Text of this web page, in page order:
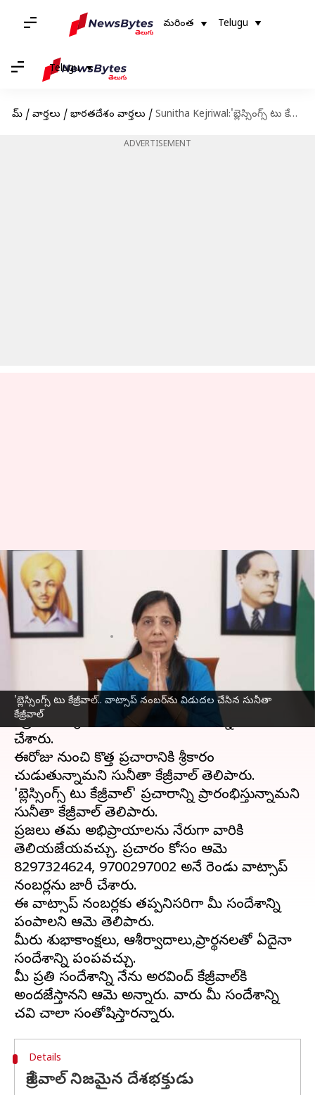
మరింత Telugu
Telugu
హోమ్ / వార్తలు / భారతదేశం వార్తలు / Sunitha Kejriwal:'బ్లెస్సింగ్స్ టు కేజ్రీవాల్.. వాట్సాప్ నంబర్‌ను విడుదల చేసిన సునీతా కేజ్రీవాల్
ADVERTISEMENT
'బ్లెస్సింగ్స్ టు కేజ్రీవాల్.. వాట్సాప్ నంబర్‌ను విడుదల చేసిన సునీతా
కేజ్రీవాల్
Sunitha Kejriwal:'బ్లెస్సింగ్స్ టు
కేజ్రీవాల్.. వాట్సాప్ నంబర్‌ను
విడుదల చేసిన సునీతా కేజ్రీవాల్
వ్రాసిన వారు Sirish Praharaju Mar 29, 2024
ఈ వార్తాకథనం ఏంటి
దిల్లి ముఖ్యమంత్రిఅరవింద్ కేజ్రీవాల్భార్య సునీతా
కేజ్రీవాల్ శుక్రవారం ఓ వీడియో సందేశాన్ని విడుదల
చేశారు.
ఈరోజు నుంచి కొత్త ప్రచారానికి శ్రీకారం
చుడుతున్నామని సునీతా కేజ్రీవాల్ తెలిపారు.
'బ్లెస్సింగ్స్ టు కేజ్రీవాల్' ప్రచారాన్ని ప్రారంభిస్తున్నామని
సునీతా కేజ్రీవాల్ తెలిపారు.
ప్రజలు తమ అభిప్రాయాలను నేరుగా వారికి
తెలియజేయవచ్చు. ప్రచారం కోసం ఆమె
8297324624, 9700297002 అనే రెండు వాట్సాప్
నంబర్లను జారీ చేశారు.
ఈ వాట్సాప్ నంబర్లకు తప్పనిసరిగా మీ సందేశాన్ని
పంపాలని ఆమె తెలిపారు.
మీరు శుభాకాంక్షలు, ఆశీర్వాదాలు,ప్రార్థనలతో ఏదైనా
సందేశాన్ని పంపవచ్చు.
మీ ప్రతి సందేశాన్ని నేను అరవింద్ కేజ్రీవాల్‌కి
అందజేస్తానని ఆమె అన్నారు. వారు మీ సందేశాన్ని
Details
కేజ్రీవాల్ నిజమైన దేశభక్తుడు